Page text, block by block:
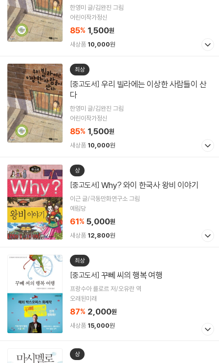
한영미 글/김완진 그림
어린이작가정신
85% 1,500원
새상품 10,000원
최상
[중고도서]
다
한영미 글/김완진 그림
어린이작가정신
85% 1,500원
새상품 10,000원
상
[중고도서] Why? 와이 한국사 왕비 이야기
이근 글/극동만화연구소 그림
예림당
61% 5,000원
새상품 12,800원
최상
[중고도서] 꾸뻬 씨의 행복 여행
프랑수아 를로르 저/오유란 역
오래된미래
87% 2,000원
새상품 15,000원
상